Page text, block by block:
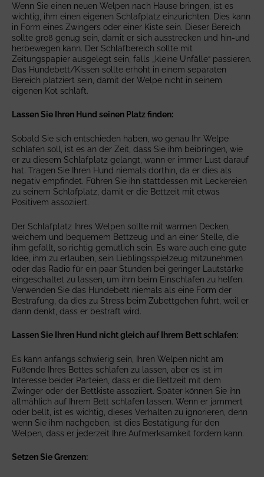
Wenn Sie einen neuen Welpen nach Hause bringen, ist es
wichtig, ihm einen eigenen Schlafplatz einzurichten. Dies kann
in Form eines Zwingers oder einer Kiste sein. Dieser Bereich
sollte groß genug sein, damit er sich ausstrecken und hin-und
herbewegen kann. Der Schlafbereich sollte mit
Zeitungspapier ausgelegt sein, falls „kleine Unfälle“ passieren.
Das Hundebett/Kissen sollte erhöht in einem separaten
Bereich platziert sein, damit der Welpe nicht in seinem
eigenen Kot schläft.
Lassen Sie Ihren Hund seinen Platz finden:
Sobald Sie sich entschieden haben, wo genau Ihr Welpe
schlafen soll, ist es an der Zeit, dass Sie ihm beibringen, wie
er zu diesem Schlafplatz gelangt, wann er immer Lust darauf
hat. Tragen Sie Ihren Hund niemals dorthin, da er dies als
negativ empfindet. Führen Sie ihn stattdessen mit Leckereien
zu seinem Schlafplatz, damit er die Bettzeit mit etwas
Positivem assoziiert.
Der Schlafplatz Ihres Welpen sollte mit warmen Decken,
weichem und bequemem Bettzeug und an einer Stelle, die
ihm gefällt, so richtig gemütlich sein. Es wäre auch eine gute
Idee, ihm zu erlauben, sein Lieblingsspielzeug mitzunehmen
oder das Radio für ein paar Stunden bei geringer Lautstärke
eingeschaltet zu lassen, um ihm beim Einschlafen zu helfen.
Verwenden Sie das Hundebett niemals als eine Form der
Bestrafung, da dies zu Stress beim Zubettgehen führt, weil er
dann denkt, dass er bestraft wird.
Lassen Sie Ihren Hund nicht gleich auf Ihrem Bett schlafen:
Es kann anfangs schwierig sein, Ihren Welpen nicht am
Fußende Ihres Bettes schlafen zu lassen, aber es ist im
Interesse beider Parteien, dass er die Bettzeit mit dem
Zwinger oder der Bettkiste assoziiert. Später können Sie ihn
allmählich auf Ihrem Bett schlafen lassen. Wenn er jammert
oder bellt, ist es wichtig, dieses Verhalten zu ignorieren, denn
wenn Sie ihm nachgeben, ist dies Bestätigung für den
Welpen, dass er jederzeit Ihre Aufmerksamkeit fordern kann.
Setzen Sie Grenzen: